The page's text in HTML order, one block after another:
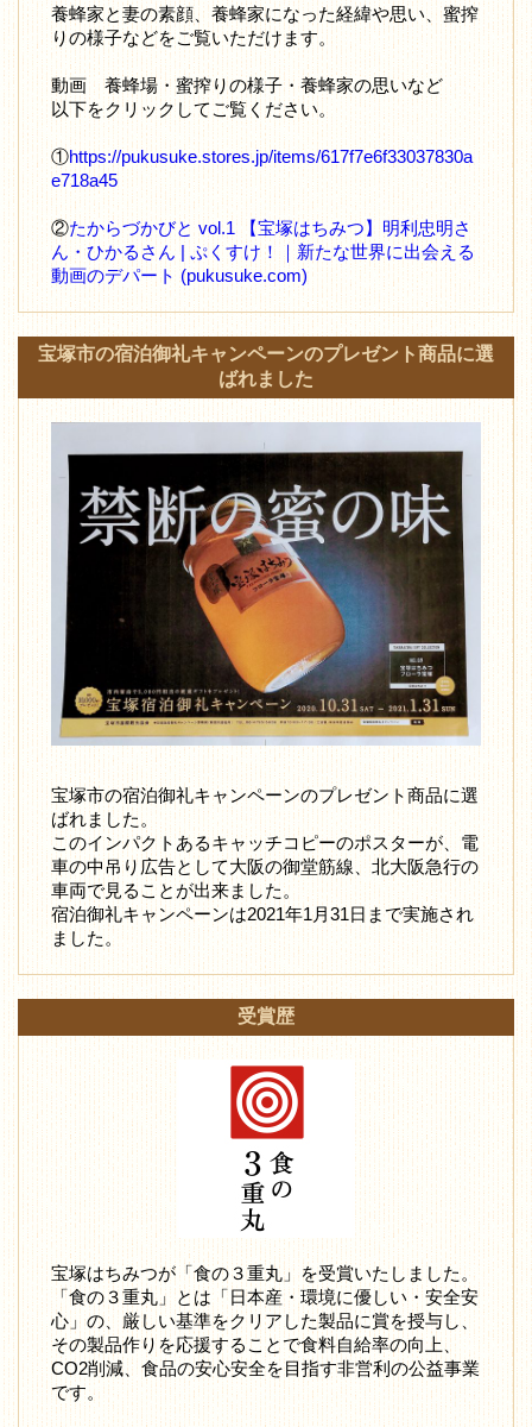
養蜂家と妻の素顔、養蜂家になった経緯や思い、蜜搾
りの様子などをご覧いただけます。
動画 養蜂場・蜜搾りの様子・養蜂家の思いなど
以下をクリックしてご覧ください。
①https://pukusuke.stores.jp/items/617f7e6f33037830a
e718a45
②たからづかびと vol.1 【宝塚はちみつ】明利忠明さ
ん・ひかるさん | ぷくすけ！｜新たな世界に出会える
動画のデパート (pukusuke.com)
宝塚市の宿泊御礼キャンペーンのプレゼント商品に選
ばれました
宝塚市の宿泊御礼キャンペーンのプレゼント商品に選
ばれました。
このインパクトあるキャッチコピーのポスターが、電
車の中吊り広告として大阪の御堂筋線、北大阪急行の
車両で見ることが出来ました。
宿泊御礼キャンペーンは2021年1月31日まで実施され
ました。
受賞歴
宝塚はちみつが「食の３重丸」を受賞いたしました。
「食の３重丸」とは「日本産・環境に優しい・安全安
心」の、厳しい基準をクリアした製品に賞を授与し、
その製品作りを応援することで食料自給率の向上、
CO2削減、食品の安心安全を目指す非営利の公益事業
です。